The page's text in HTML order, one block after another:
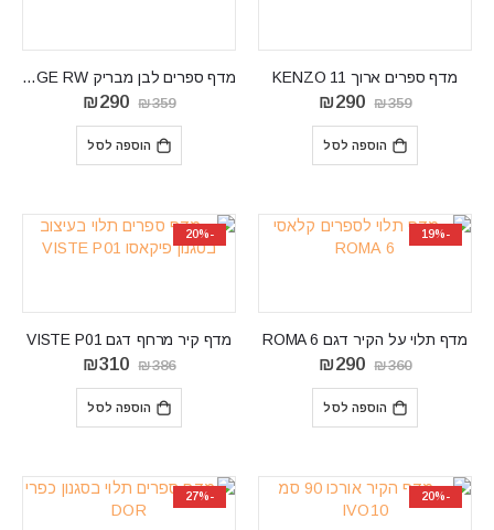
מדף ספרים ארוך KENZO 11
₪359
המחיר
היה:
₪359.
₪290
המחיר
הוספה לסל
מדף ספרים לבן מבריק EDGE RW
₪359
המחיר
היה:
₪359.
₪290
המחיר
הוספה לסל
-19%
מדף תלוי על הקיר דגם ROMA 6
₪360
המחיר
היה:
₪360.
₪290
המחיר
הוספה לסל
-20%
מדף קיר מרחף דגם VISTE P01
₪386
המחיר
היה:
₪386.
₪310
המחיר
הוספה לסל
-20%
-27%